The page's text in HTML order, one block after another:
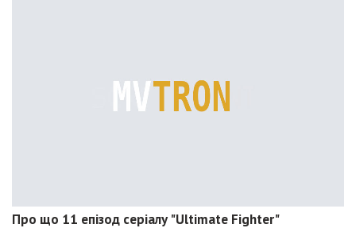
Про що 11 епізод серіалу "Ultimate Fighter"